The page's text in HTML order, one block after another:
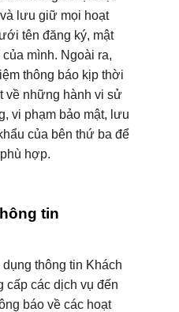
lưu giữ mọi hoạt
tên đăng ký, mật
mình. Ngoài ra,
thông báo kịp thời
về những hành vi sử
vi phạm bảo mật, lưu
của bên thứ ba để
hợp.
tin
thông tin Khách
cấp các dịch vụ đến
báo về các hoạt